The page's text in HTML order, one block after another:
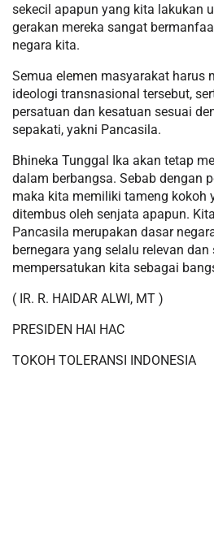
sekecil apapun yang kita lakukan
gerakan mereka sangat
negara kita.
Semua elemen masyarakat harus
ideologi transnasional tersebut,
persatuan dan kesatuan sesuai
sepakati, yakni Pancasila.
Bhineka Tunggal Ika akan tetap
dalam berbangsa. Sebab dengan
maka kita memiliki tameng kokoh
ditembus oleh senjata apapun.
Pancasila merupakan dasar
bernegara yang selalu relevan
mempersatukan kita sebagai
( IR. R. HAIDAR ALWI, MT )
PRESIDEN HAI HAC
TOKOH TOLERANSI INDONESIA